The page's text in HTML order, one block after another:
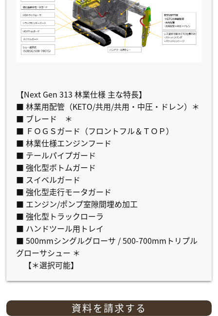
【Next Gen 313 林業仕様 主な特長】
■ 林業用配管（KETO/共用/共用・中圧・ドレン）＊
■ ブレード ＊
■ ＦＯＧＳガード（フロントフル＆ＴＯＰ）
■ 林業仕様エンジンフード
■ テールパイプガード
■ 強化型ボトムガード
■ スイベルガード
■ 強化型走行モータガード
■ エンジン/ポンプ室隙間埋め加工
■ 強化型トラックローラ
■ ハンドツール用トレイ
■ 500mmシングルグローサ / 500-700mmトリプル
グローサシュー ＊
【＊選択可能】
資料を請求する